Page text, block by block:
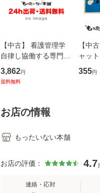
【中古】 看護管理学
自律し協働する専門職
の看護マネジメントス
キル 改訂第3版 (看護
堂 [単行
3,862円
送料無料
【中
ャッ
ーン
【メ
355円
お店の情報
もったいない本舗
お店の評価： 4.7
連絡・応対